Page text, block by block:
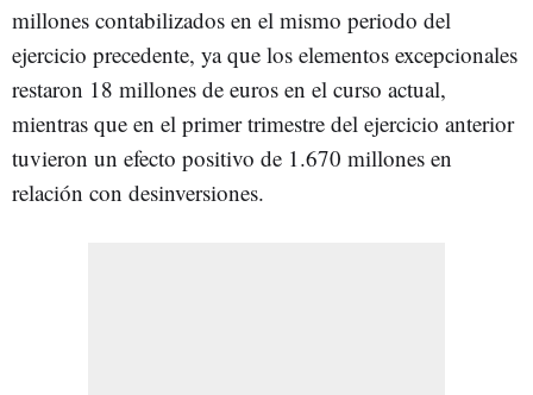
millones contabilizados en el mismo periodo del
ejercicio precedente, ya que los elementos excepcionales
restaron 18 millones de euros en el curso actual,
mientras que en el primer trimestre del ejercicio anterior
tuvieron un efecto positivo de 1.670 millones en
relación con desinversiones.